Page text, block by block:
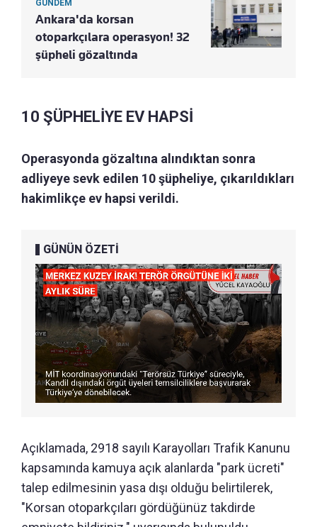
GÜNDEM
Ankara'da korsan
otoparkçılara operasyon! 32
şüpheli gözaltında
10 ŞÜPHELİYE EV HAPSİ
Operasyonda gözaltına alındıktan sonra
adliyeye sevk edilen 10 şüpheliye, çıkarıldıkları
hakimlikçe ev hapsi verildi.
GÜNÜN ÖZETİ
Açıklamada, 2918 sayılı Karayolları Trafik Kanunu
kapsamında kamuya açık alanlarda "park ücreti"
talep edilmesinin yasa dışı olduğu belirtilerek,
"Korsan otoparkçıları gördüğünüz takdirde